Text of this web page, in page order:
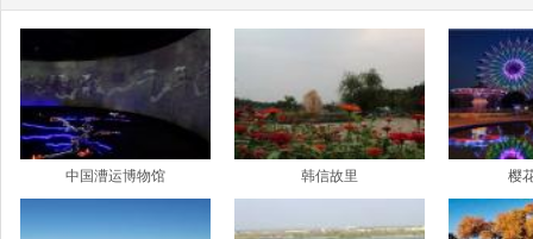
中国漕运博物馆 韩信故里 樱